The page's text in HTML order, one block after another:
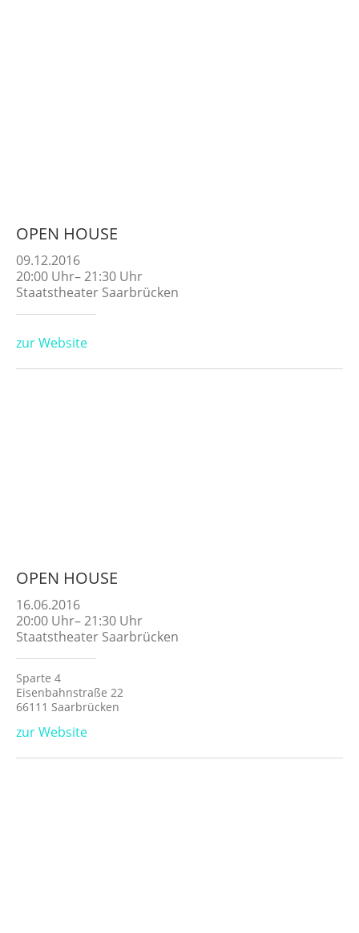
OPEN HOUSE
09.12.2016
20:00 Uhr–21:30 Uhr
Staatstheater Saarbrücken
zur Website
OPEN HOUSE
16.06.2016
20:00 Uhr–21:30 Uhr
Staatstheater Saarbrücken
Sparte 4
Eisenbahnstraße 22
66111 Saarbrücken
zur Website